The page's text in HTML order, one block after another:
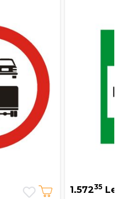
1.57235Lei